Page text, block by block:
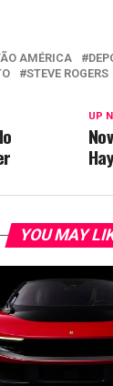
AMÉRICA
STEVE ROGERS
UP
YOU MAY